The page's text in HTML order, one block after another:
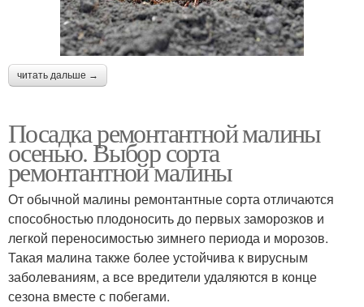
читать дальше →
Посадка ремонтантной малины
осенью. Выбор сорта
ремонтантной малины
От обычной малины ремонтантные сорта отличаются
способностью плодоносить до первых заморозков и
легкой переносимостью зимнего периода и морозов.
Такая малина также более устойчива к вирусным
заболеваниям, а все вредители удаляются в конце
сезона вместе с побегами.